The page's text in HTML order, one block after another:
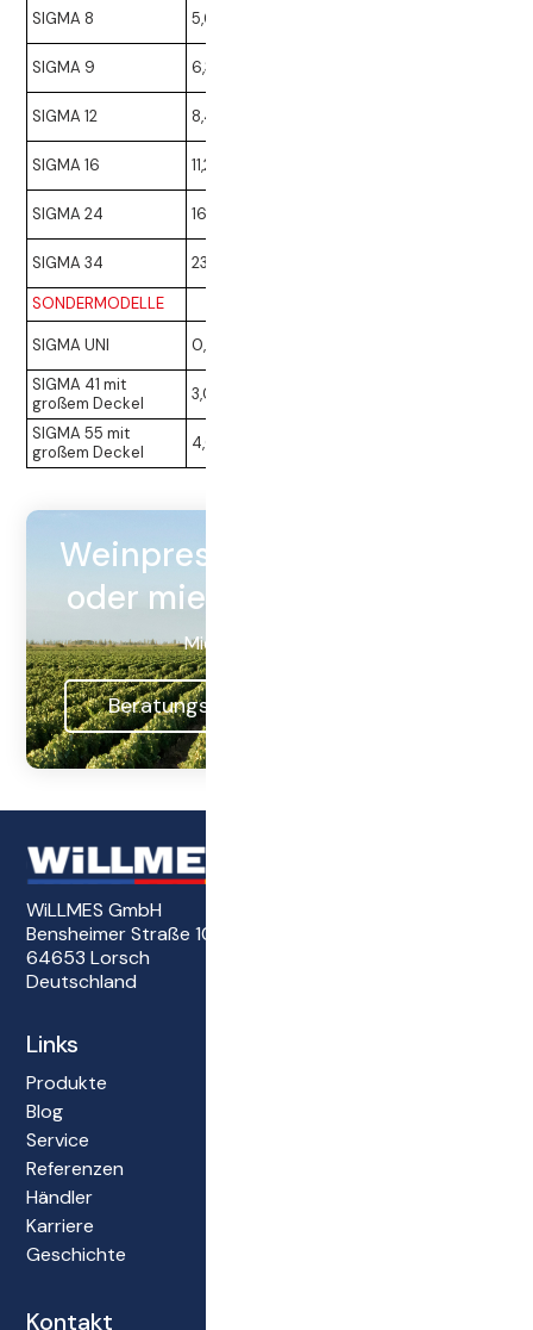
SIGMA 8 5,6 t
SIGMA 9 6,3 t
SIGMA 12 8,4 t
SIGMA 16 11,2 t
SIGMA 24 16,8 t
SIGMA 34 23,8 t
SONDERMODELLE
SIGMA UNI 0,5 t
SIGMA 41 mit
großem Deckel
3,0 t
SIGMA 55 mit
großem Deckel
4,0 t
Weinpresse SIGMA kaufen
oder mieten innerhalb DE
Miete ab 839€ mtl.
Beratungsgespräch vereinbaren
WiLLMES GmbH
Bensheimer Straße 101
64653 Lorsch
Deutschland
Links
Produkte
Blog
Service
Referenzen
Händler
Karriere
Geschichte
Kontakt